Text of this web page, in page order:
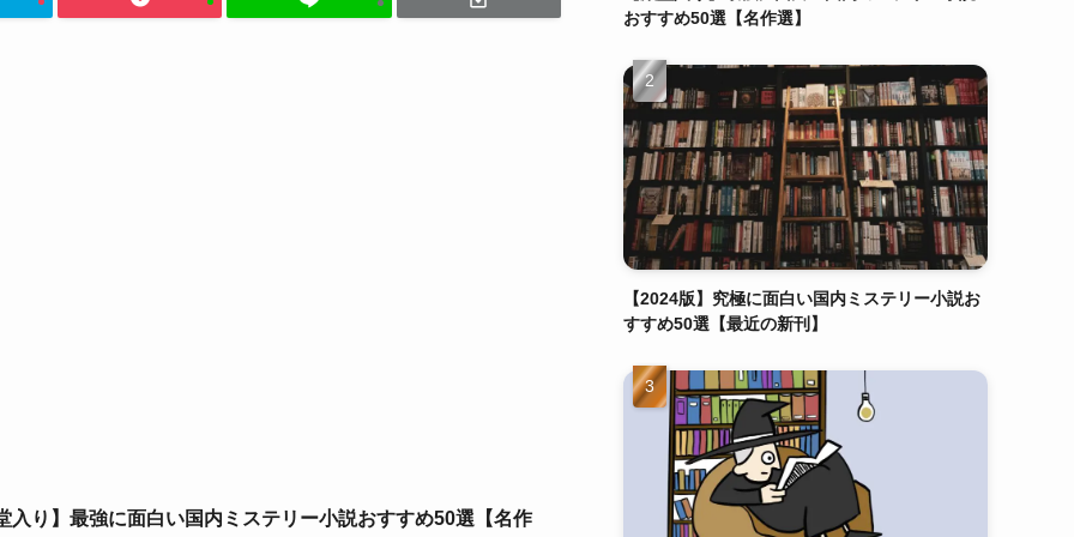
入り】最強に面白い国内ミステリー小説おすすめ50選【名作
おすすめ50選【名作選】
【2024版】究極に面白い国内ミステリー小説お
すすめ50選【最近の新刊】